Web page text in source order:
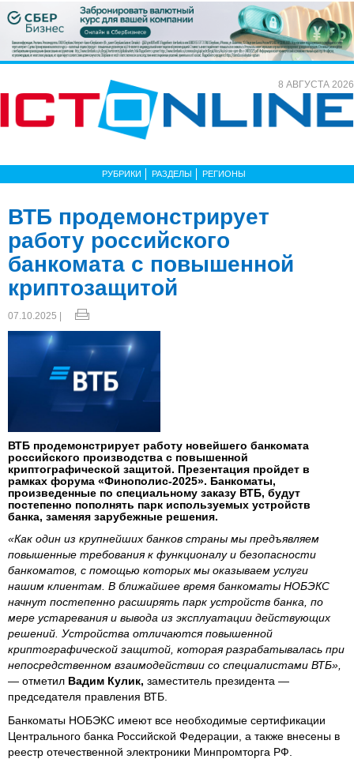
8 АВГУСТА 2026
РУБРИКИ РАЗДЕЛЫ РЕГИОНЫ
ВТБ продемонстрирует
работу российского
банкомата с повышенной
криптозащитой
07.10.2025 |
ВТБ продемонстрирует работу новейшего банкомата
российского производства с повышенной
криптографической защитой. Презентация пройдет в
рамках форума «Финополис-2025». Банкоматы,
произведенные по специальному заказу ВТБ, будут
постепенно пополнять парк используемых устройств
банка, заменяя зарубежные решения.
«Как один из крупнейших банков страны мы предъявляем
повышенные требования к функционалу и безопасности
банкоматов, с помощью которых мы оказываем услуги
нашим клиентам. В ближайшее время банкоматы НОБЭКС
начнут постепенно расширять парк устройств банка, по
мере устаревания и вывода из эксплуатации действующих
решений. Устройства отличаются повышенной
криптографической защитой, которая разрабатывалась при
непосредственном взаимодействии со специалистами ВТБ»,
— отметил Вадим Кулик, заместитель президента —
председателя правления ВТБ.
Банкоматы НОБЭКС имеют все необходимые сертификации
Центрального банка Российской Федерации, а также внесены в
реестр отечественной электроники Минпромторга РФ.